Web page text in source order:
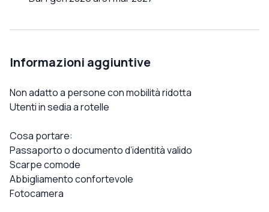
Informazioni aggiuntive
Non adatto a persone con mobilità ridotta
Utenti in sedia a rotelle
Cosa portare:
Passaporto o documento d’identità valido
Scarpe comode
Abbigliamento confortevole
Fotocamera